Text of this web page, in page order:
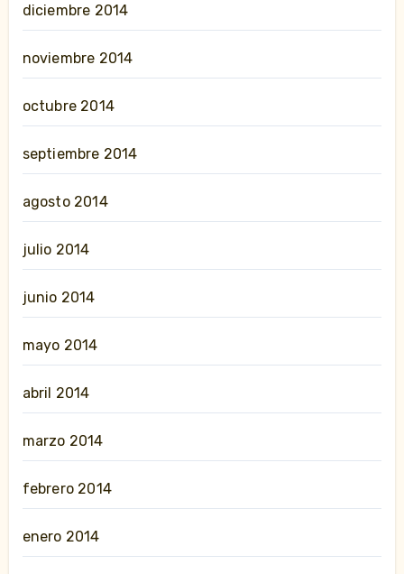
diciembre 2014
noviembre 2014
octubre 2014
septiembre 2014
agosto 2014
julio 2014
junio 2014
mayo 2014
abril 2014
marzo 2014
febrero 2014
enero 2014